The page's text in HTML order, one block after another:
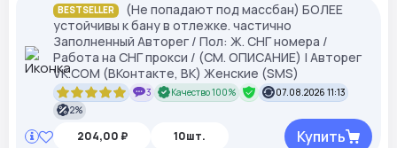
BESTSELLER
(Не попадают под массбан) БОЛЕЕ
устойчивы к бану в отлежке. частично
Заполненный Авторег / Пол: Ж. СНГ номера /
Работа на СНГ прокси / (СМ. ОПИСАНИЕ) | Авторег
VK.COM (ВКонтакте, ВК) Женские (SMS)
3 Качество 100%
07.08.2026 11:13
2%
204,00 ₽ 10шт. Купить